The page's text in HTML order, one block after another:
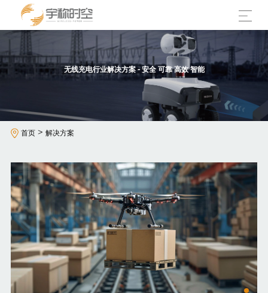
无线充电行业解决方案 - 安全 可靠 高效 智能
首页> 解决方案